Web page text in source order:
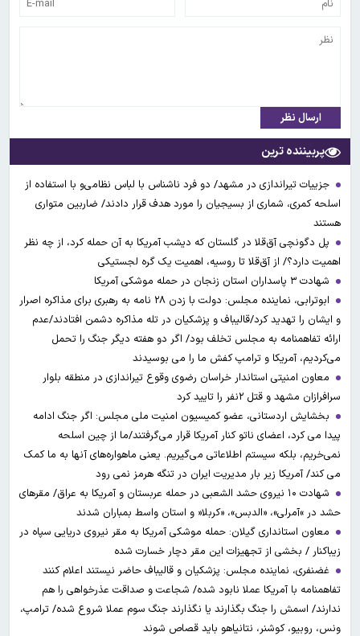
ارسال نظر
پربیننده ترین
جزییات تیراندازی در مشهد/ دو فرد ناشناس با لباس نظامی‌و با استفاده از
اسلحه کمری، شماری از بسیجیان را مورد هدف قرار دادند/ ضاربین متواری
هستند
پل دگونچی آق‌قلا در گلستان که دیشب آمریکا به آن حمله کرد، از چه نظر
اهمیت دارد؟/ از آق‌قلا تا روسیه، اهمیت یک گره لجستیکی
شهادت ۳ ‌پاسداران استان زنجان در حمله موشکی آمریکا
ابوترابی، نماینده مجلس: دولت با زدن ۲۸ نامه به رهبری برای مذاکره اصرار
و ایشان را تهدید کرد/قالیباف و پزشکیان در تله مذاکره دشمن افتادند/عدم
ارائه تفاهمنامه به مجلس تخلف بود/ اگر دو هفته دیگر جنگ را تحمل
می‌کردیم، آمریکا و ترامپ کفش ما را می بوسیدند
معاون امنیتی استاندار خراسان رضوی وقوع تیراندازی در منطقه بلوار
سرافرازان مشهد و قتل ۲نفر را تایید کرد
بخشایش اردستانی، عضو کمیسیون امنیت ملی مجلس: اگر جنگ ادامه
پیدا می کرد، اعضای ناتو کنار آمریکا قرار می‌گرفتند/ما از چین اسلحه
نمی‌خریم، بلکه سیستم اطلاعاتی می‌گیریم. یعنی ماهواره‌های آنها به ما کمک
می کند/ آمریکا زیر بار مدیریت ایران در تنگه هرمز نمی رود
شهادت ۱۰ نیروی حشد الشعبی در حمله عربستان و آمریکا به عراق/ مقرهای
حشد در »آمرلی»، «الدبس»، «کربلا« و استان واسط بمباران شدند
معاون استانداری گیلان: حمله موشکی آمریکا به مقر نیروی دریایی سپاه در
زیباکنار / بخشی از تجهیزات این مقر دچار خسارت شده
غضنفری، نماینده مجلس: پزشکیان و قالیباف حاضر نیستند اعلام کنند
تفاهمنامه با آمریکا عملا نابود شده/ شجاعت و صداقت عذرخواهی را هم
ندارند/ اسمش را جنگ بگذارند یا نگذارند جنگ سوم عملا شروع شده/ ترامپ،
ونس، روبیو، کوشنر، نتانیاهو باید قصاص شوند